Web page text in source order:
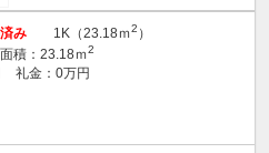
み 1K（23.18ｍ2 ）
積：23.18ｍ2
礼金：0万円